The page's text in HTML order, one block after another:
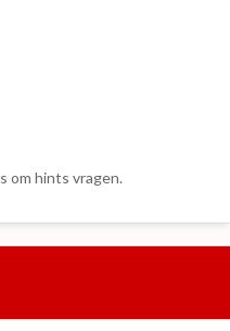
om hints vragen.